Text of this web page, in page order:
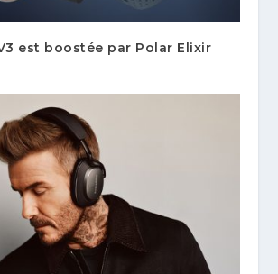
est boostée par Polar Elixir